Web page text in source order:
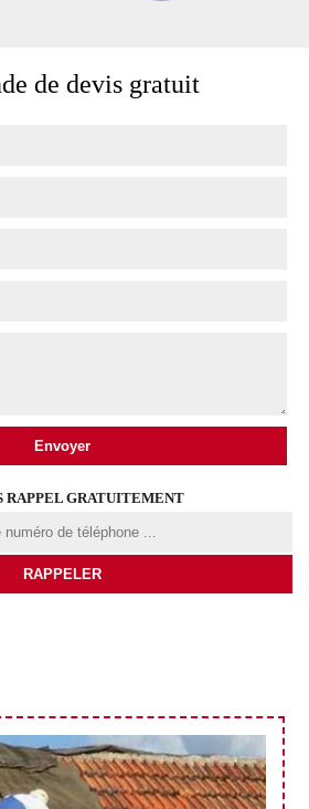
de devis gratuit
RAPPEL GRATUITEMENT